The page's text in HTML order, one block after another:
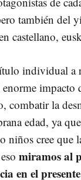
también del
castellano,
individual a
combatir la
edad, ya
niños cree que
miramos al
en el presente